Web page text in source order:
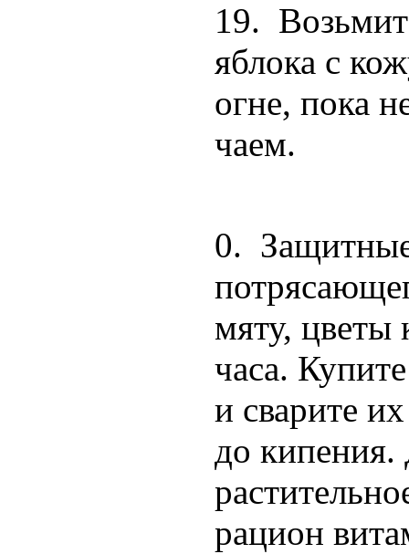
19.
яблока с
огне, пока
чаем.
0. Защитные
мяту, цветы
часа.
и сварите
до кипения.
рацион